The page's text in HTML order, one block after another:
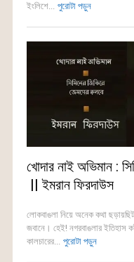
ইংলিশে... পুরোটা পড়ুন
খোদার নাই অভিমান :
|| ইমরান ফিরদাউস
লোকবাঙলা নিয়ে অনেক কথা
জবানে। হেই! নগরবাঙলার ইতিহাস
কালচারের... পুরোটা পড়ুন